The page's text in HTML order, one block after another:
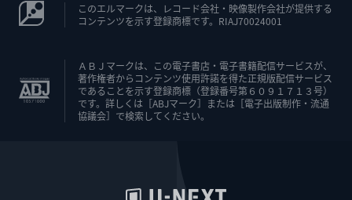
このエルマークは、レコード会社・映像製作会社が提供する
コンテンツを示す登録商標です。RIAJ70024001
ＡＢＪマークは、この電子書店・電子書籍配信サービスが、
著作権者からコンテンツ使用許諾を得た正規版配信サービス
であることを示す登録商標（登録番号第６０９１７１３号）
です。詳しくは［ABJマーク］または［電子出版制作・流通
協議会］で検索してください。